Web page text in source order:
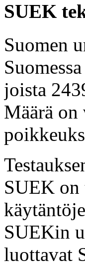
SUEK
Suomen
joista
Määrä
SUEK on
SUEKin
luottavat